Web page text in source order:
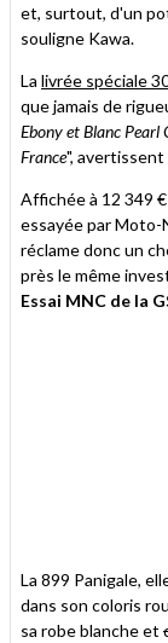
et, surtout, d'un
souligne Kawa.
La livrée spéciale
que jamais de
Ebony et Blanc Pearl
France", avertissent
Affichée à 12 349
essayée par Moto-
réclame donc un
près le même
Essai MNC de la
La 899 Panigale,
dans son coloris
sa robe blanche et